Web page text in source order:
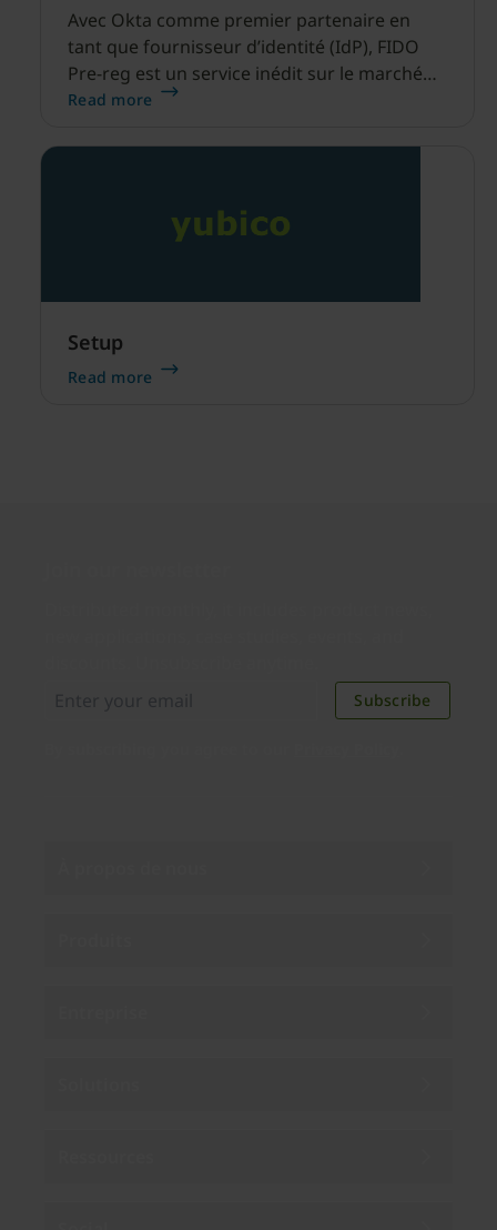
Avec Okta comme premier partenaire en
tant que fournisseur d’identité (IdP), FIDO
Pre-reg est un service inédit sur le marché
qui permet aux utilisateurs des entreprises
sans mot de passe dès le premier jour.
Read more
Setup
Read more
Subscribe